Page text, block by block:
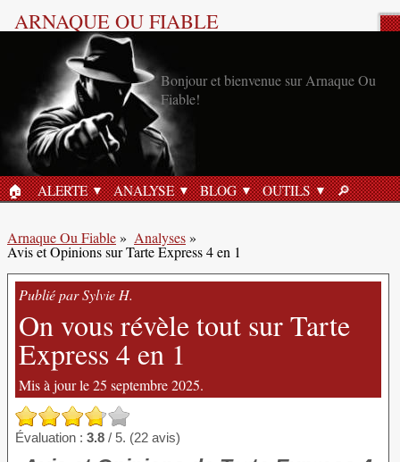
ARNAQUE OU FIABLE
Fiable!
ACCUEIL
🏠︎ ALERTE ANALYSE BLOG OUTILS 🔎︎
Arnaque Ou Fiable» Analyses»
Avis et Opinions sur Tarte Express 4 en 1
Publié par Sylvie H.
On vous révèle tout sur Tarte
Express 4 en 1
Mis à jour le 25 septembre 2025.
Évaluation : 3.8 / 5. (22 avis)